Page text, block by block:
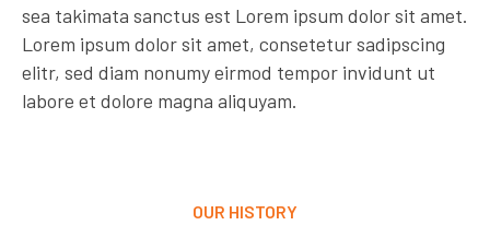
sea takimata sanctus est Lorem ipsum dolor sit amet.
Lorem ipsum dolor sit amet, consetetur sadipscing
elitr, sed diam nonumy eirmod tempor invidunt ut
labore et dolore magna aliquyam.
OUR HISTORY